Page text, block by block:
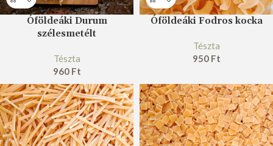
Óföldeáki Durum
szélesmetélt
Tészta
960 Ft
Óföldeáki Fodros kocka
Tészta
950 Ft